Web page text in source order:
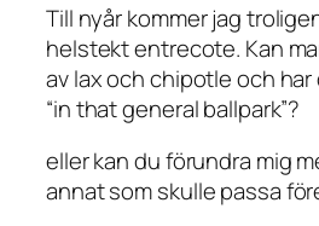
Till nyår kommer jag
helstekt entrecote. Kan
av lax och chipotle och
“in that general ballpark”?
eller kan du förundra mig
annat som skulle passa